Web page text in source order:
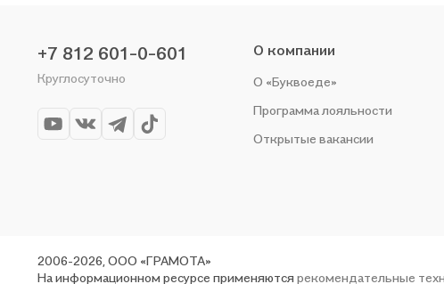
+7 812 601-0-601
Круглосуточно
О компании
О «Буквоеде»
Программа лояльности
Открытые вакансии
2006-2026, ООО «ГРАМОТА»
На информационном ресурсе применяются рекомендательные